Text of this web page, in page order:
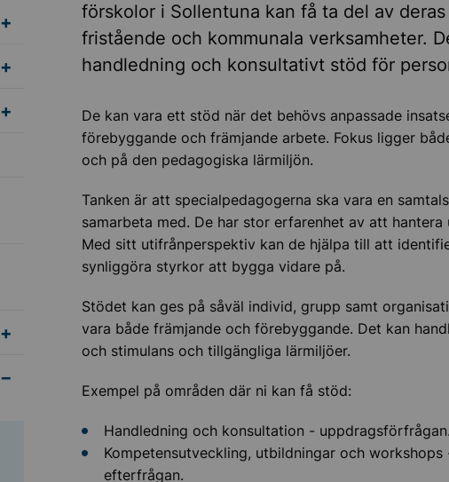
Undermeny för Förskola
Undermeny för Grundskola
Undermeny för Gymnasieskola
Undermeny för Sollentuna lärarpris
Undermeny för Utförare skola – verktyg och stöd
förskolor i Sollentuna kan få ta del av
fristående och kommunala verksamheter.
handledning och konsultativt stöd för
De kan vara ett stöd när det behövs anpassade
förebyggande och främjande arbete. Fokus ligger
och på den pedagogiska lärmiljön.
Tanken är att specialpedagogerna ska vara en
samarbeta med. De har stor erfarenhet av att hantera
Med sitt utifrånperspektiv kan de hjälpa till att
synliggöra styrkor att bygga vidare på.
Stödet kan ges på såväl individ, grupp samt
vara både främjande och förebyggande. Det kan
och stimulans och tillgängliga lärmiljöer.
Exempel på områden där ni kan få stöd:
Handledning och konsultation - uppdragsförfrågan.
Kompetensutveckling, utbildningar och
efterfrågan.